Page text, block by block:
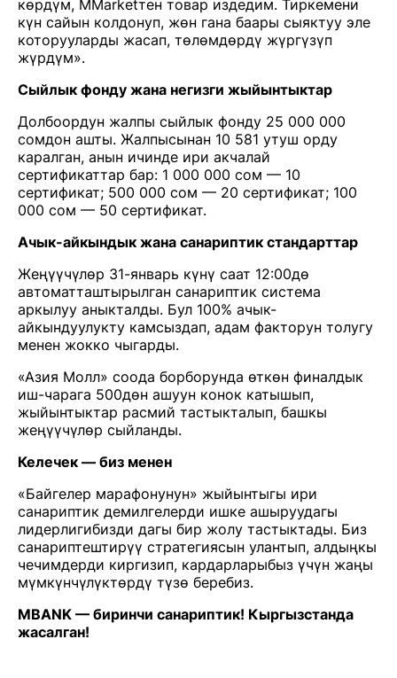
көрдүм, MMarketтен товар издедим. Тиркемени
күн сайын колдонуп, жөн гана баары сыяктуу эле
которууларды жасап, төлөмдөрдү жүргүзүп
жүрдүм».
Сыйлык фонду жана негизги жыйынтыктар
Долбоордун жалпы сыйлык фонду 25 000 000
сомдон ашты. Жалпысынан 10 581 утуш орду
каралган, анын ичинде ири акчалай
сертификаттар бар: 1 000 000 сом — 10
сертификат; 500 000 сом — 20 сертификат; 100
000 сом — 50 сертификат.
Ачык-айкындык жана санариптик стандарттар
Жеңүүчүлөр 31-январь күнү саат 12:00дө
автоматташтырылган санариптик система
аркылуу аныкталды. Бул 100% ачык-
айкындуулукту камсыздап, адам факторун толугу
менен жокко чыгарды.
«Азия Молл» соода борборунда өткөн финалдык
иш-чарага 500дөн ашуун конок катышып,
жыйынтыктар расмий тастыкталып, башкы
жеңүүчүлөр сыйланды.
Келечек — биз менен
«Байгелер марафонунун» жыйынтыгы ири
санариптик демилгелерди ишке ашыруудагы
лидерлигибизди дагы бир жолу тастыктады. Биз
санариптештирүү стратегиясын улантып, алдыңкы
чечимдерди киргизип, кардарларыбыз үчүн жаңы
мүмкүнчүлүктөрдү түзө беребиз.
MBANK — биринчи санариптик! Кыргызстанда
жасалган!